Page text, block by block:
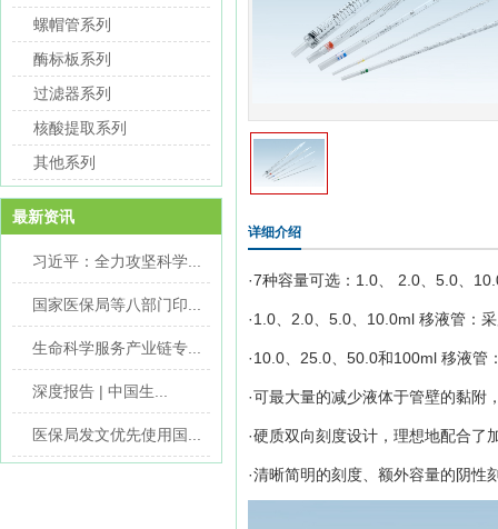
螺帽管系列
酶标板系列
过滤器系列
核酸提取系列
其他系列
最新资讯
习近平：全力攻坚科学...
国家医保局等八部门印...
生命科学服务产业链专...
深度报告 | 中国生...
医保局发文优先使用国...
详细介绍
·7种容量可选：1.0、 2.0、5.0、
·1.0、2.0、5.0、10.0ml 移液管：
·10.0、25.0、50.0和100ml 移液管
·可最大量的减少液体于管壁的黏附
·硬质双向刻度设计，理想地配合了
·清晰简明的刻度、额外容量的阴性